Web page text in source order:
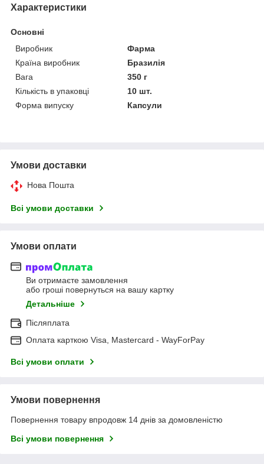
Характеристики
Основні
Виробник
Фарма
Країна виробник
Бразилія
Вага
350 г
Кількість в упаковці
10 шт.
Форма випуску
Капсули
Умови доставки
Нова Пошта
Всі умови доставки
Умови оплати
Ви отримаєте замовлення
або гроші повернуться на вашу картку
Детальніше
Післяплата
Оплата карткою Visa, Mastercard - WayForPay
Всі умови оплати
Умови повернення
Повернення товару впродовж 14 днів за домовленістю
Всі умови повернення